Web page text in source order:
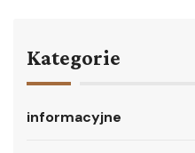
Kategorie
informacyjne